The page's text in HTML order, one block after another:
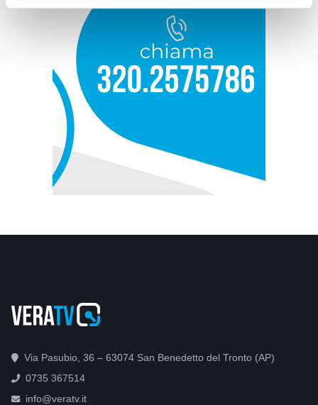
Via Pasubio, 36 – 63074 San Benedetto del Tronto (AP)
0735 367514
info@veratv.it